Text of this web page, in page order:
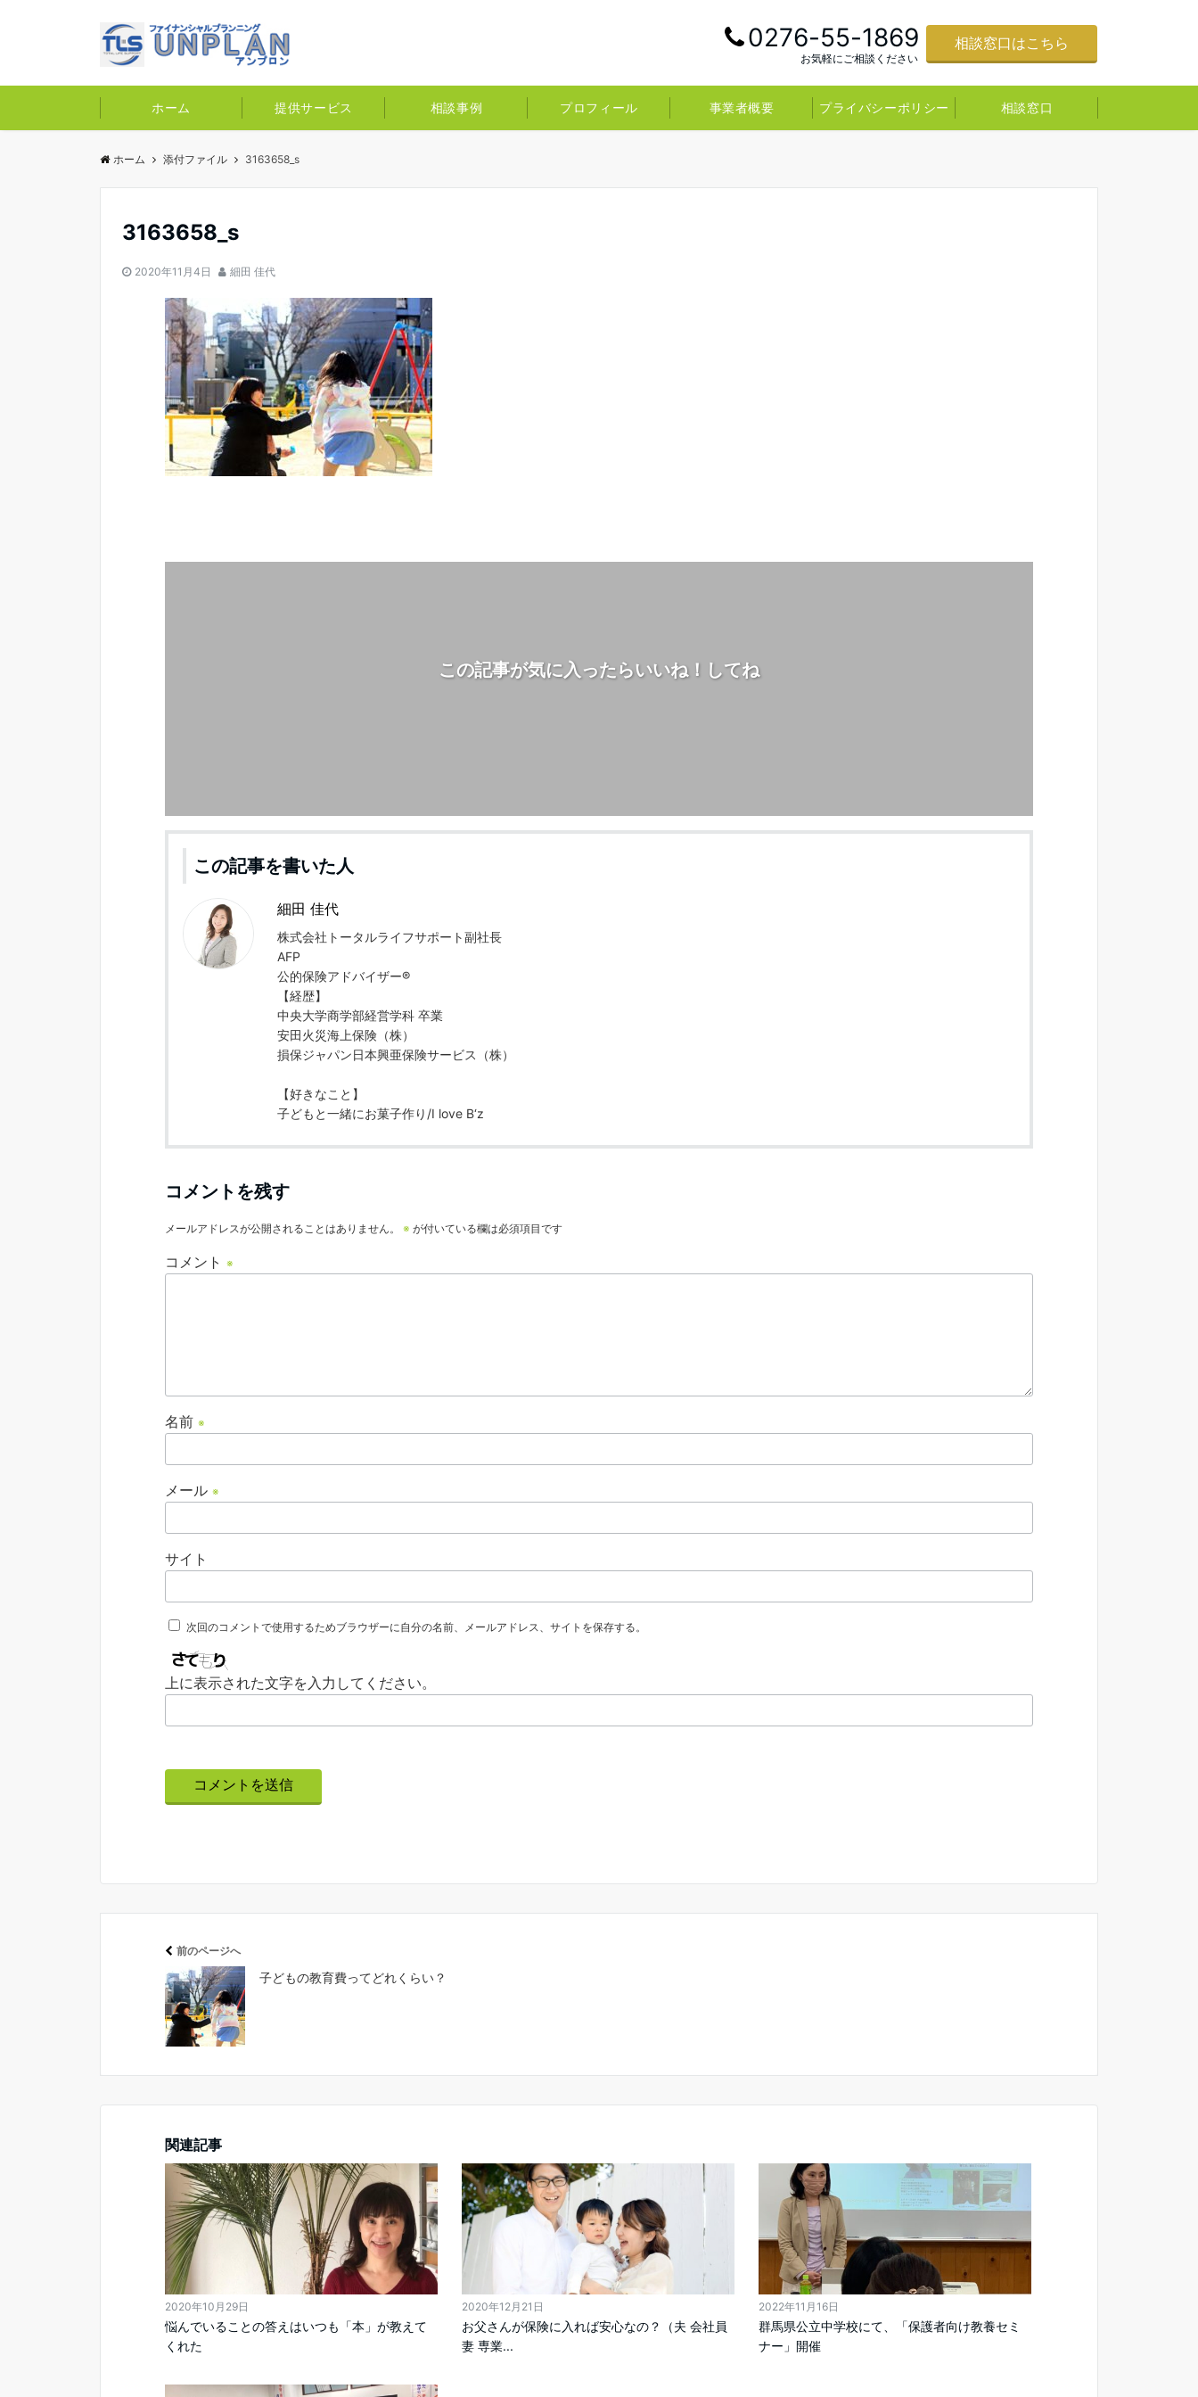
0276-55-1869
お気軽にご相談ください
相談窓口はこちら
ホーム 提供サービス 相談事例 プロフィール 事業者概要 プライバシーポリシー 相談窓口
ホーム 添付ファイル 3163658_s
3163658_s
2020年11月4日 細田 佳代
この記事が気に入ったらいいね！してね
この記事を書いた人
細田 佳代
株式会社トータルライフサポート副社長
AFP
公的保険アドバイザー®
【経歴】
中央大学商学部経営学科 卒業
安田火災海上保険（株）
損保ジャパン日本興亜保険サービス（株）
【好きなこと】
子どもと一緒にお菓子作り/I love B‘z
コメントを残す
メールアドレスが公開されることはありません。 ※ が付いている欄は必須項目です
コメント ※
名前 ※
メール ※
サイト
次回のコメントで使用するためブラウザーに自分の名前、メールアドレス、サイトを保存する。
上に表示された文字を入力してください。
前のページへ
子どもの教育費ってどれくらい？
関連記事
2020年10月29日
悩んでいることの答えはいつも「本」が教えて
くれた
2020年12月21日
お父さんが保険に入れば安心なの？（夫 会社員
妻 専業...
2022年11月16日
群馬県公立中学校にて、「保護者向け教養セミ
ナー」開催